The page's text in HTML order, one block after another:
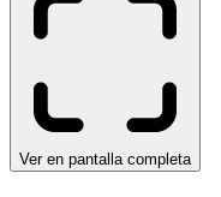
Ver en pantalla completa